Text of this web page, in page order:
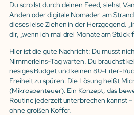
Du scrollst durch deinen Feed, siehst
Anden oder digitale Nomaden am
dieses leise Ziehen in der Herzgegend.
dir, „wenn ich mal drei Monate am Stück
Hier ist die gute Nachricht: Du musst
Nimmerleins-Tag warten. Du brauchst
riesiges Budget und keinen 80-Liter-
Freiheit zu spüren. Die Lösung heißt
(Mikroabenteuer). Ein Konzept, das
Routine jederzeit unterbrechen kannst
ohne großen Koffer.